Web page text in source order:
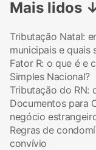
Mais lidos
Tributação Natal:
municipais e quais
Fator R: o que é e
Simples Nacional?
Tributação do RN:
Documentos para
negócio
Regras de
convívio